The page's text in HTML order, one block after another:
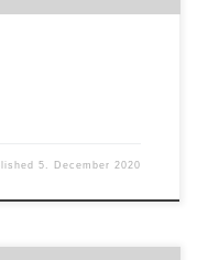
5. December 2020